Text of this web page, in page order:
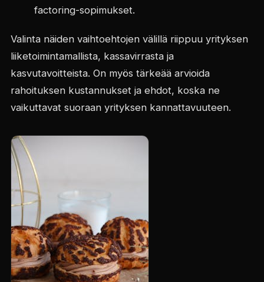
factoring-sopimukset.
Valinta näiden vaihtoehtojen välillä riippuu yrityksen
liiketoimintamallista, kassavirrasta ja
kasvutavoitteista. On myös tärkeää arvioida
rahoituksen kustannukset ja ehdot, koska ne
vaikuttavat suoraan yrityksen kannattavuuteen.